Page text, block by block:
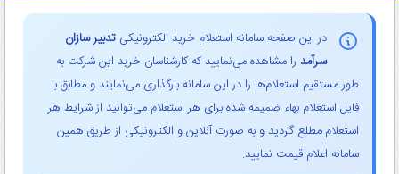
در این صفحه سامانه استعلام خرید الکترونیکی تدبیر سازان
سرآمد را مشاهده می‌نمایید که کارشناسان خرید این شرکت به
طور مستقیم استعلام‌ها را در این سامانه بارگذاری می‌نمایند و مطابق با
فایل استعلام بهاء ضمیمه شده برای هر استعلام می‌توانید از شرایط هر
استعلام مطلع گردید و به صورت آنلاین و الکترونیکی از طریق همین
سامانه اعلام قیمت نمایید.